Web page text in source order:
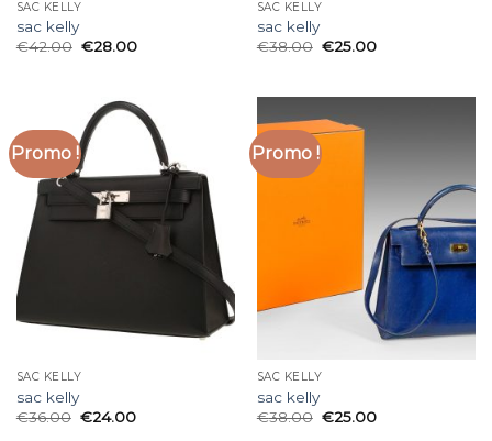
SAC KELLY
sac kelly
€42.00 €28.00
SAC KELLY
sac kelly
€38.00 €25.00
Promo !
SAC KELLY
sac kelly
€36.00 €24.00
Promo !
SAC KELLY
sac kelly
€38.00 €25.00